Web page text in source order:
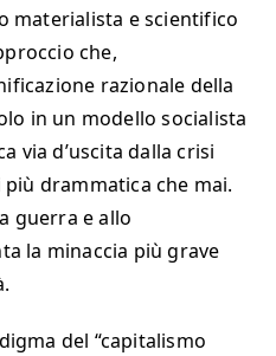
materialista e scientifico
che,
razionale della
in un modello socialista
via d’uscita dalla crisi
drammatica che mai.
guerra e allo
la minaccia più grave
del “capitalismo